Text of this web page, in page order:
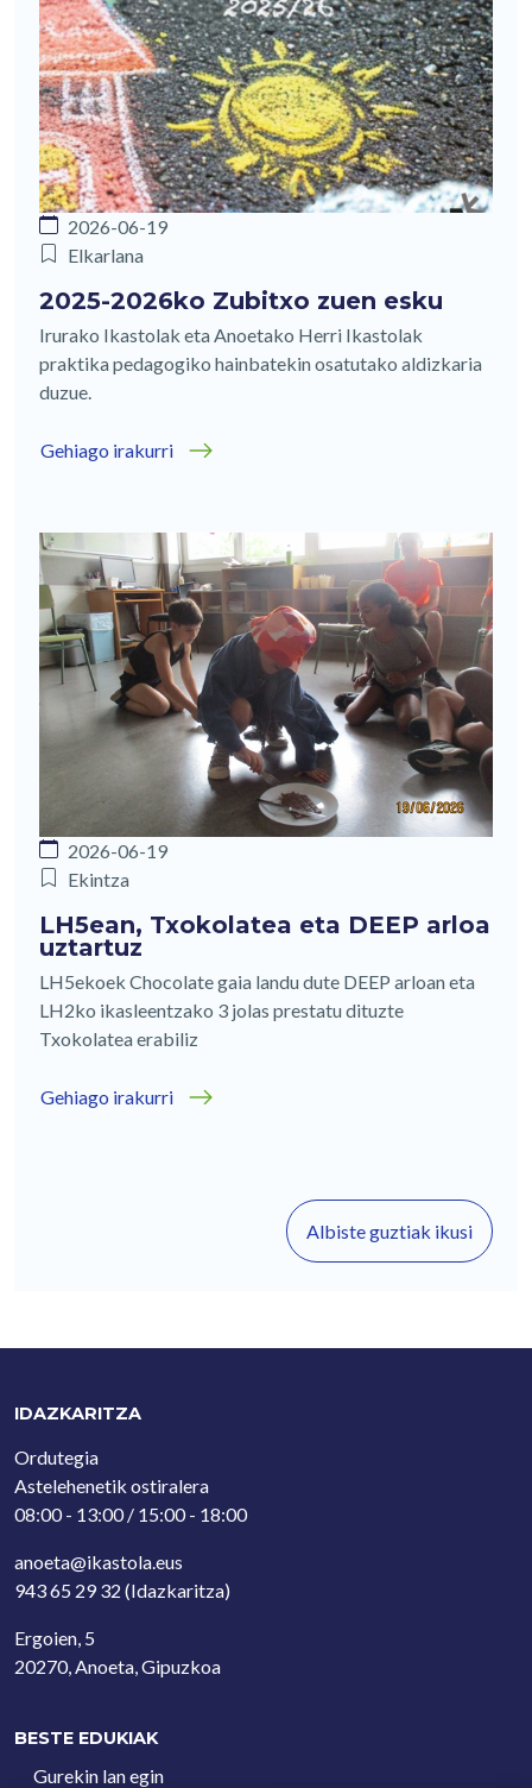
2026-06-19
Elkarlana
2025-2026ko Zubitxo zuen esku
Irurako Ikastolak eta Anoetako Herri Ikastolak
praktika pedagogiko hainbatekin osatutako aldizkaria
duzue.
Gehiago irakurri
2026-06-19
Ekintza
LH5ean, Txokolatea eta DEEP arloa
uztartuz
LH5ekoek Chocolate gaia landu dute DEEP arloan eta
LH2ko ikasleentzako 3 jolas prestatu dituzte
Txokolatea erabiliz
Gehiago irakurri
Albiste guztiak ikusi
IDAZKARITZA
Ordutegia
Astelehenetik ostiralera
08:00 - 13:00 / 15:00 - 18:00
anoeta@ikastola.eus
943 65 29 32 (Idazkaritza)
Ergoien, 5
20270, Anoeta, Gipuzkoa
BESTE EDUKIAK
Gurekin lan egin